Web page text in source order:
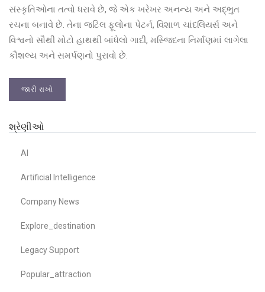
સંસ્કૃતિઓના તત્વો ધરાવે છે, જે એક ખરેખર અનન્ય અને અદ્ભુત
રચના બનાવે છે. તેના જટિલ ફૂલોના પેટર્ન, વિશાળ ચાંદલિયર્સ અને
વિશ્વનો સૌથી મોટો હાથથી બાંધેલો ગાદી, મસ્જિદના નિર્માણમાં લાગેલા
કૌશલ્ય અને સમર્પણનો પુરાવો છે.
જારી રાખો
શ્રેણીઓ
AI
Artificial Intelligence
Company News
Explore_destination
Legacy Support
Popular_attraction